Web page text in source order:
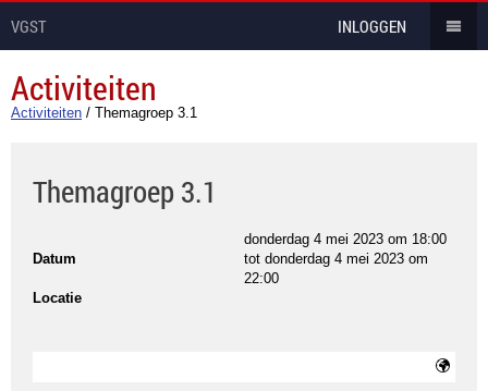
VGST INLOGGEN
Activiteiten
Activiteiten / Themagroep 3.1
Themagroep 3.1
Datum
donderdag 4 mei 2023 om 18:00
tot donderdag 4 mei 2023 om
22:00
Locatie